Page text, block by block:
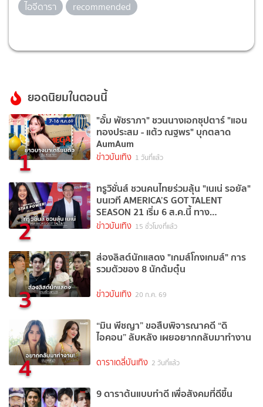
ไอจีดารา
recommended
ยอดนิยมในตอนนี้
1
"อั้ม พัชราภา" ชวนนางเอกซุปตาร์ "แอน
ทองประสม - แต้ว ณฐพร" บุกตลาด
AumAum
ข่าวบันเทิง 1 วันที่แล้ว
2
ทรูวิชั่นส์ ชวนคนไทยร่วมลุ้น "เนเน่ รอยัล"
บนเวที AMERICA’S GOT TALENT
SEASON 21 เริ่ม 6 ส.ค.นี้ ทาง
TrueVisions NOW
ข่าวบันเทิง 15 ชั่วโมงที่แล้ว
3
ส่องลิสต์นักแสดง "เกมส์โกงเกมส์" การ
รวมตัวของ 8 นักต้มตุ๋น
ข่าวบันเทิง 20 ก.ค. 69
4
“มิน พีชญา” ขอสืบพิจารณาคดี “ดิ
ไอคอน” ลับหลัง เผยอยากกลับมาทำงาน
ดาราเดลี่บันเทิง 2 วันที่แล้ว
9 ดาราต้นแบบทำดี เพื่อสังคมที่ดีขึ้น